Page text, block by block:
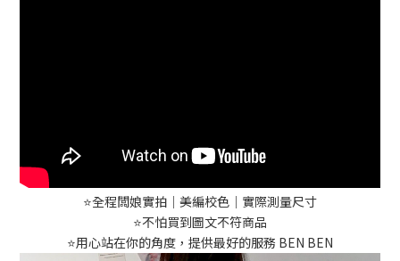
⭐️全程闆娘實拍｜美編校色｜實際測量尺寸
⭐️不怕買到圖文不符商品
⭐️用心站在你的角度，提供最好的服務 BEN BEN